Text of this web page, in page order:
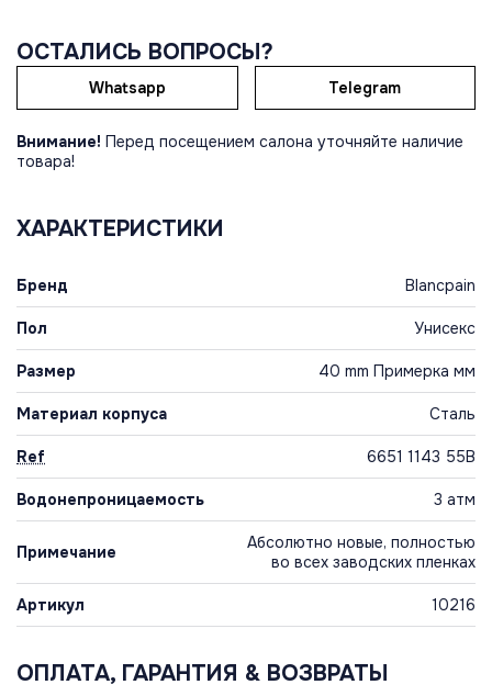
ОСТАЛИСЬ ВОПРОСЫ?
Whatsapp Telegram
Внимание! Перед посещением салона уточняйте наличие
товара!
ХАРАКТЕРИСТИКИ
Бренд Blancpain
Пол Унисекс
Размер 40 mm Примерка мм
Материал корпуса Сталь
Ref 6651 1143 55B
Водонепроницаемость 3 атм
Примечание
Абсолютно новые, полностью
во всех заводских пленках
Артикул 10216
ОПЛАТА, ГАРАНТИЯ & ВОЗВРАТЫ